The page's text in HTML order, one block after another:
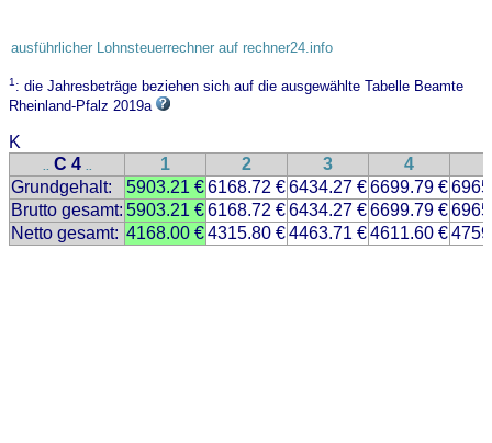
ausführlicher Lohnsteuerrechner auf rechner24.info
1: die Jahresbeträge beziehen sich auf die ausgewählte Tabelle Beamte
Rheinland-Pfalz 2019a
K
.. C 4 .. 1 2 3 4
Grundgehalt:
5903.21 €6168.72 €6434.27 €6699.79 €
Brutto gesamt: 5903.21 €6168.72 €6434.27 €6699.79 €
Netto gesamt: 4168.00 €4315.80 €4463.71 €4611.60 €